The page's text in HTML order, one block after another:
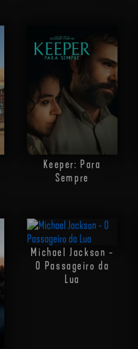
Keeper: Para
Sempre
Michael Jackson -
O Passageiro da
Lua